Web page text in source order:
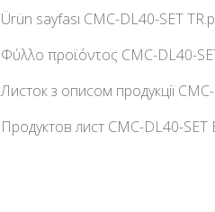
Ürün sayfası CMC-DL40-SET
Φύλλο προϊόντος CMC-DL40-
Листок з описом продукції
Продуктов лист CMC-DL40-